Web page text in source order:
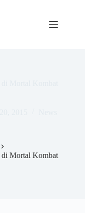
di Mortal Kombat